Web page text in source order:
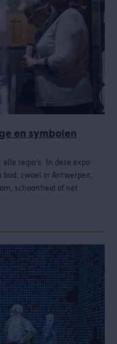
en symbolen
alle regio’s. In deze expo
zwoel in Antwerpen,
schoonheid of net